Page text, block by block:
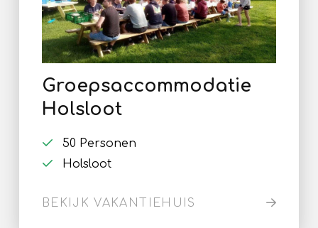
Groepsaccommodatie
Holsloot
50 Personen
Holsloot
BEKIJK VAKANTIEHUIS